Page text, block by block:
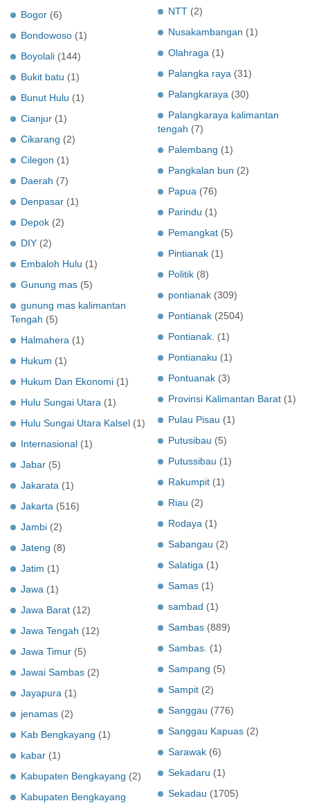
Bogor (6)
Bondowoso (1)
Boyolali (144)
Bukit batu (1)
Bunut Hulu (1)
Cianjur (1)
Cikarang (2)
Cilegon (1)
Daerah (7)
Denpasar (1)
Depok (2)
DIY (2)
Embaloh Hulu (1)
Gunung mas (5)
gunung mas kalimantan
Tengah (5)
Halmahera (1)
Hukum (1)
Hukum Dan Ekonomi (1)
Hulu Sungai Utara (1)
Hulu Sungai Utara Kalsel (1)
Internasional (1)
Jabar (5)
Jakarata (1)
Jakarta (516)
Jambi (2)
Jateng (8)
Jatim (1)
Jawa (1)
Jawa Barat (12)
Jawa Tengah (12)
Jawa Timur (5)
Jawai Sambas (2)
Jayapura (1)
jenamas (2)
Kab Bengkayang (1)
kabar (1)
Kabupaten Bengkayang (2)
Kabupaten Bengkayang
NTT (2)
Nusakambangan (1)
Olahraga (1)
Palangka raya (31)
Palangkaraya (30)
Palangkaraya kalimantan
tengah (7)
Palembang (1)
Pangkalan bun (2)
Papua (76)
Parindu (1)
Pemangkat (5)
Pintianak (1)
Politik (8)
pontianak (309)
Pontianak (2504)
Pontianak. (1)
Pontianaku (1)
Pontuanak (3)
Provinsi Kalimantan Barat (1)
Pulau Pisau (1)
Putusibau (5)
Putussibau (1)
Rakumpit (1)
Riau (2)
Rodaya (1)
Sabangau (2)
Salatiga (1)
Samas (1)
sambad (1)
Sambas (889)
Sambas. (1)
Sampang (5)
Sampit (2)
Sanggau (776)
Sanggau Kapuas (2)
Sarawak (6)
Sekadaru (1)
Sekadau (1705)